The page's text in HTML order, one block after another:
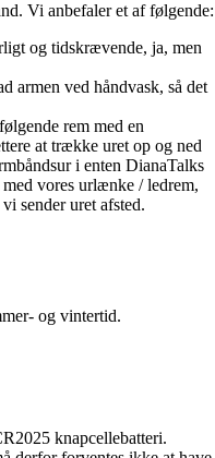
Vi anbefaler et af følgende:
og tidskrævende, ja, men
armen ved håndvask, så det
rem med en
at trække uret op og ned
i enten DianaTalks
vores urlænke / ledrem,
sender uret afsted.
og vintertid.
knapcellebatteri.